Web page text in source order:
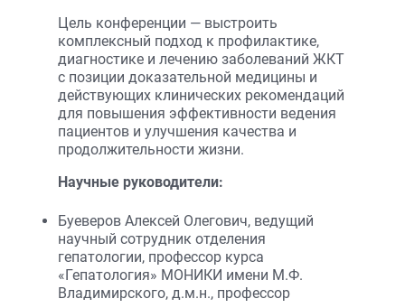
Цель конференции — выстроить
комплексный подход к профилактике,
диагностике и лечению заболеваний ЖКТ
с позиции доказательной медицины и
действующих клинических рекомендаций
для повышения эффективности ведения
пациентов и улучшения качества и
продолжительности жизни.
Научные руководители:
Буеверов Алексей Олегович, ведущий
научный сотрудник отделения
гепатологии, профессор курса
«Гепатология» МОНИКИ имени М.Ф.
Владимирского, д.м.н., профессор